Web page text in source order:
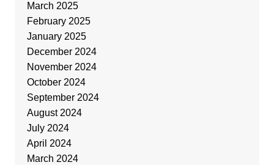
March 2025
February 2025
January 2025
December 2024
November 2024
October 2024
September 2024
August 2024
July 2024
April 2024
March 2024